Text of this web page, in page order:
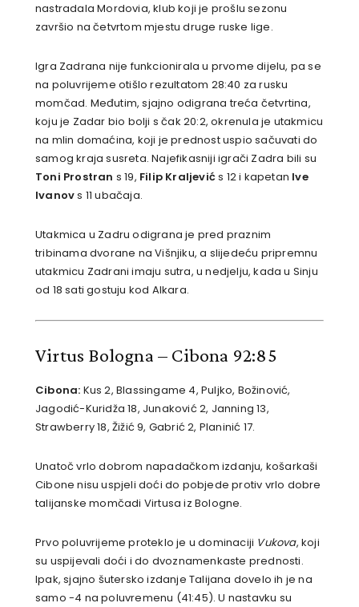
nastradala Mordovia, klub koji je prošlu sezonu
završio na četvrtom mjestu druge ruske lige.
Igra Zadrana nije funkcionirala u prvome dijelu, pa se
na poluvrijeme otišlo rezultatom 28:40 za rusku
momčad. Međutim, sjajno odigrana treća četvrtina,
koju je Zadar bio bolji s čak 20:2, okrenula je utakmicu
na mlin domaćina, koji je prednost uspio sačuvati do
samog kraja susreta. Najefikasniji igrači Zadra bili su
Toni Prostran s 19, Filip Kraljevićs 12 i kapetan Ive
Ivanovs 11 ubačaja.
Utakmica u Zadru odigrana je pred praznim
tribinama dvorane na Višnjiku, a slijedeću pripremnu
utakmicu Zadrani imaju sutra, u nedjelju, kada u Sinju
od 18 sati gostuju kod Alkara.
Virtus Bologna – Cibona 92:85
Cibona: Kus 2, Blassingame 4, Puljko, Božinović,
Jagodić-Kuridža 18, Junaković 2, Janning 13,
Strawberry 18, Žižić 9, Gabrić 2, Planinić 17.
Unatoč vrlo dobrom napadačkom izdanju, košarkaši
Cibone nisu uspjeli doći do pobjede protiv vrlo dobre
talijanske momčadi Virtusa iz Bologne.
Prvo poluvrijeme proteklo je u dominaciji Vukova, koji
su uspijevali doći i do dvoznamenkaste prednosti.
Ipak, sjajno šutersko izdanje Talijana dovelo ih je na
samo -4 na poluvremenu (41:45). U nastavku su